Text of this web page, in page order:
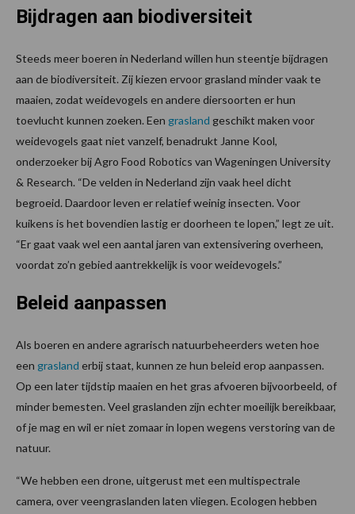
Bijdragen aan biodiversiteit
Steeds meer boeren in Nederland willen hun steentje bijdragen
aan de biodiversiteit. Zij kiezen ervoor grasland minder vaak te
maaien, zodat weidevogels en andere diersoorten er hun
toevlucht kunnen zoeken. Een grasland geschikt maken voor
weidevogels gaat niet vanzelf, benadrukt Janne Kool,
onderzoeker bij Agro Food Robotics van Wageningen University
& Research. “De velden in Nederland zijn vaak heel dicht
begroeid. Daardoor leven er relatief weinig insecten. Voor
kuikens is het bovendien lastig er doorheen te lopen,” legt ze uit.
“Er gaat vaak wel een aantal jaren van extensivering overheen,
voordat zo’n gebied aantrekkelijk is voor weidevogels.”
Beleid aanpassen
Als boeren en andere agrarisch natuurbeheerders weten hoe
een grasland erbij staat, kunnen ze hun beleid erop aanpassen.
Op een later tijdstip maaien en het gras afvoeren bijvoorbeeld, of
minder bemesten. Veel graslanden zijn echter moeilijk bereikbaar,
of je mag en wil er niet zomaar in lopen wegens verstoring van de
natuur.
“We hebben een drone, uitgerust met een multispectrale
camera, over veengraslanden laten vliegen. Ecologen hebben